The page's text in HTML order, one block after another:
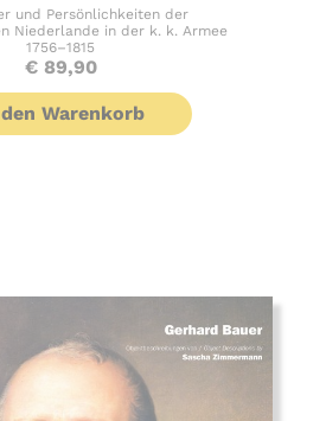
und Persönlichkeiten der
Niederlande in der k. k. Armee
1756–1815
€ 89,90
Warenkorb